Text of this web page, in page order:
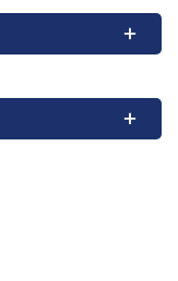
Installation,
Software